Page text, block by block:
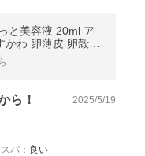
と美容液 20ml ア
わ 卵薄皮 卵殻膜
ら！ 2025/5/19
スパ ： 良い